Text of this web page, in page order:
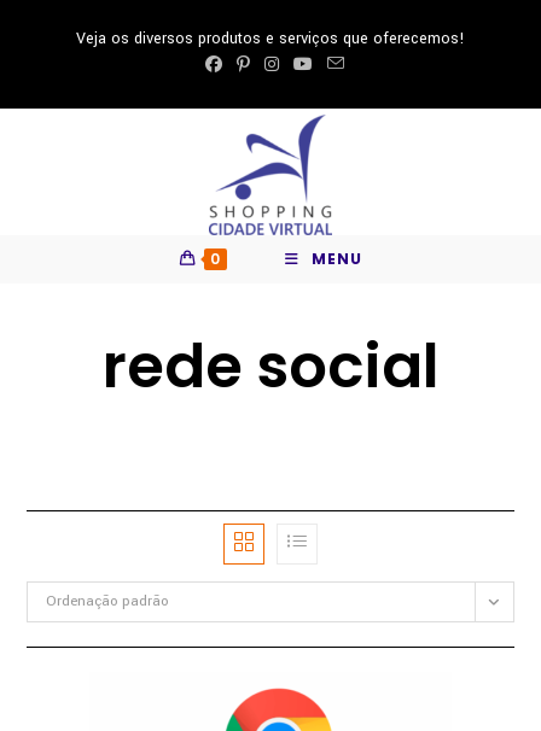
conteúdo
Veja os diversos produtos e serviços que oferecemos!
0 MENU
rede social
Ordenação padrão